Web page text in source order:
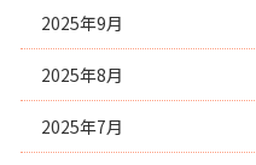
2025年9月
2025年8月
2025年7月